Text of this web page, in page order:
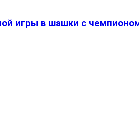
игры в шашки с